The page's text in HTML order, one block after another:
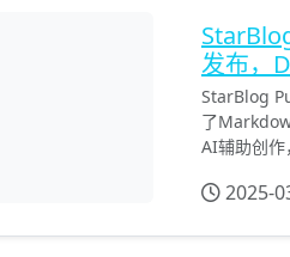
发布，
StarBlog
了
AI辅助创作
2025-